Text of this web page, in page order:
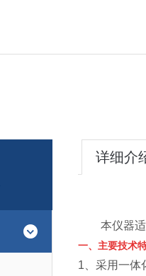
详细介
本仪器
一、主要技术
1、采用一体